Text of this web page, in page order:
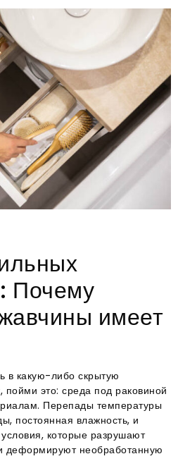
Почему
имеет
в какую-либо скрытую
пойми это: среда под раковиной
Перепады температуры
постоянная влажность, и
которые разрушают
необработанную